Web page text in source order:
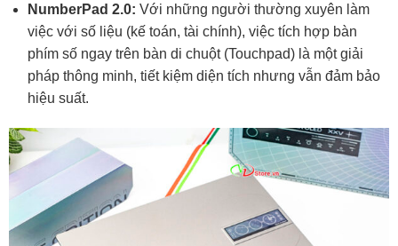
NumberPad 2.0: Với những người thường xuyên làm
việc với số liệu (kế toán, tài chính), việc tích hợp bàn
phím số ngay trên bàn di chuột (Touchpad) là một giải
pháp thông minh, tiết kiệm diện tích nhưng vẫn đảm bảo
hiệu suất.